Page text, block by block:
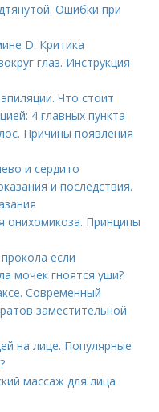
Ошибки при
D. Критика
глаз. Инструкция
Что стоит
4 главных пункта
Причины появления
и сердито
и последствия.
онихомикоза. Принципы
если
мочек гноятся уши?
Современный
заместительной
на лице. Популярные
массаж для лица